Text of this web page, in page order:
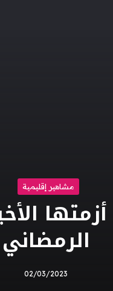
مشاهير إقليمية
الرمضاني
02/03/2023